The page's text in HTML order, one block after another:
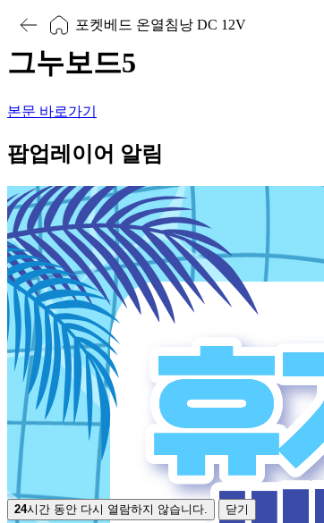
그누보드5
본문 바로가기
팝업레이어 알림
24시간 동안 다시 열람하지 않습니다. 닫기
포켓베드 온열침낭 DC 12V